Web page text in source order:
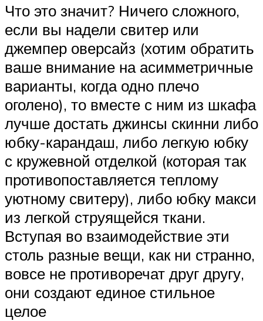
Что это значит? Ничего сложного,
если вы надели свитер или
джемпер оверсайз (хотим обратить
ваше внимание на асимметричные
варианты, когда одно плечо
оголено), то вместе с ним из шкафа
лучше достать джинсы скинни либо
юбку-карандаш, либо легкую юбку
с кружевной отделкой (которая так
противопоставляется теплому
уютному свитеру), либо юбку макси
из легкой струящейся ткани.
Вступая во взаимодействие эти
столь разные вещи, как ни странно,
вовсе не противоречат друг другу,
они создают единое стильное
целое